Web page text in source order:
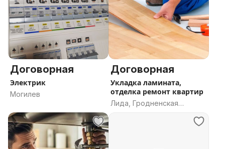
Договорная
Электрик
Могилев
Договорная
Укладка ламината,
отделка ремонт квартир
Лида, Гродненская